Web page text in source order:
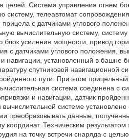
Система управления огнем
телеавтомат
с датчиками углового
вычислительную систему,
усиления мощности, привод
с датчиками углового положения,
навигации, установленный в
спутниковой навигационной
пути. При этом
система соединена с
и навигации, датчик
системе
преобразовывать данные,
Техническим
на точку встречи снаряда с